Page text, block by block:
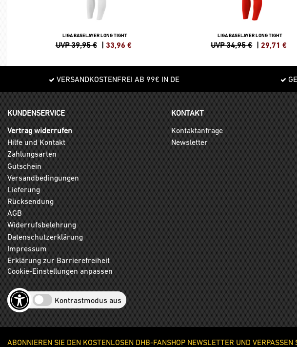
LIGA BASELAYER LONG TIGHT
UVP 39,95 € | 33,96 €
LIGA BASELAYER LONG TIGHT
UVP 34,95 € | 29,71 €
VERSANDKOSTENFREI AB 99€ IN DE
KUNDENSERVICE
Vertrag widerrufen
Hilfe und Kontakt
Zahlungsarten
Gutschein
Versandbedingungen
Lieferung
Rücksendung
AGB
Widerrufsbelehrung
Datenschutzerklärung
Impressum
Erklärung zur Barrierefreiheit
Cookie-Einstellungen anpassen
Kontrastmodus aus
KONTAKT
Kontaktanfrage
Newsletter
ABONNIEREN SIE DEN KOSTENLOSEN DHB-FANSHOP NEWSLETTER UND